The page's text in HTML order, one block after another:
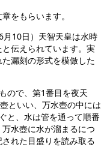
をもらいます。
10日）天智天皇は水時
伝えられています。実
漏刻の形式を模倣した
ので、第1番目を夜天
といい、万水壺の中には
と、水は管を通って順番
水壺に水が溜まるにつ
れた目盛りを読み取る